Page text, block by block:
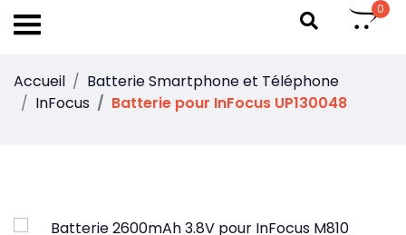
0
Accueil
Batterie Smartphone et Téléphone
InFocus
Batterie pour InFocus UP130048